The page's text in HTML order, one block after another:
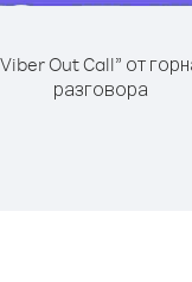
Out Call” от
разговора